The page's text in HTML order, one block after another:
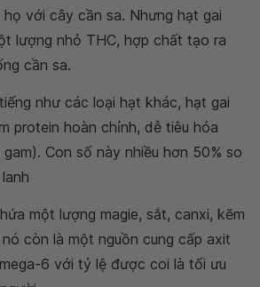
với cây cần sa. Nhưng hạt gai
lượng nhỏ THC, hợp chất tạo ra
cần sa.
như các loại hạt khác, hạt gai
protein hoàn chỉnh, dễ tiêu hóa
Con số này nhiều hơn 50% so
một lượng magie, sắt, canxi, kẽm
còn là một nguồn cung cấp axit
6 với tỷ lệ được coi là tối ưu